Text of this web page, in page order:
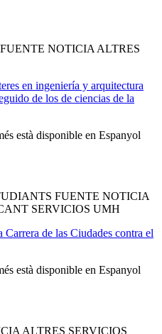
NOTICIA ALTRES
en ingeniería y arquitectura
de los de ciencias de la
està disponible en Espanyol
FUENTE NOTICIA
SERVICIOS UMH
de las Ciudades contra el
està disponible en Espanyol
ALTRES SERVICIOS